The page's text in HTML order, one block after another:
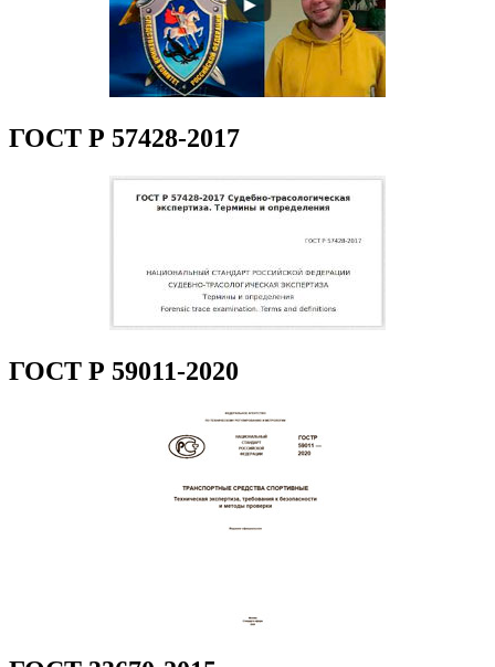
ГОСТ Р 57428-2017
ГОСТ Р 59011-2020